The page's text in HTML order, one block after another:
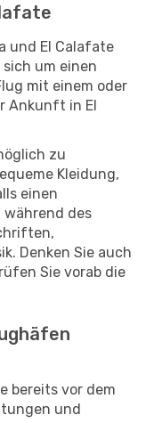
und El Calafate
um einen
mit einem oder
Ankunft in El
zu
Kleidung,
einen
des
Denken Sie auch
Sie vorab die
bereits vor dem
und